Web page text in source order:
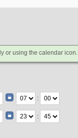
or using the calendar icon.
:
: